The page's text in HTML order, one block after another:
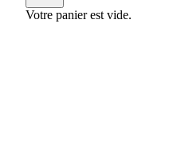
Votre panier est vide.